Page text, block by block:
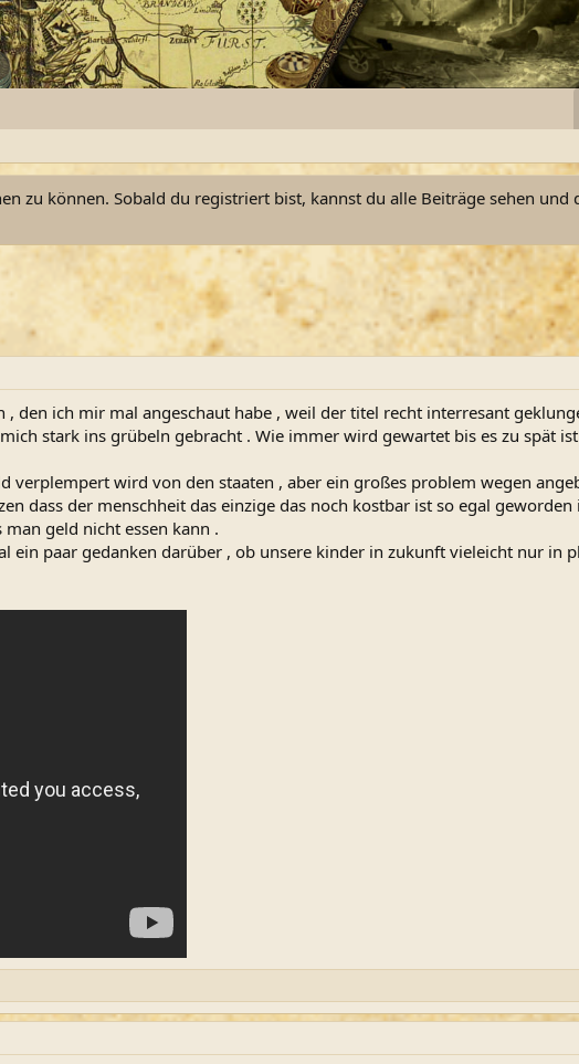
zu können. Sobald du registriert bist, kannst du alle Beiträge sehen und
den ich mir mal angeschaut habe , weil der titel recht interresant
stark ins grübeln gebracht . Wie immer wird gewartet bis es zu spät
verplempert wird von den staaten , aber ein großes problem wegen
dass der menschheit das einzige das noch kostbar ist so egal geworden
geld nicht essen kann .
ein paar gedanken darüber , ob unsere kinder in zukunft vieleicht nur in